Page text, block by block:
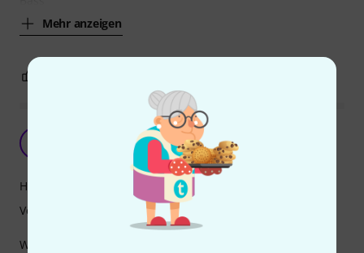
Mehr anzeigen
Fender Koffer
63er 13.01.2024
Wer einen original Fender Basskoffer sucht, ist mit diesem
Handling
Verarbeitung